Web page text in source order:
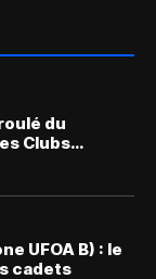
du
Clubs
UFOA B) : le
cadets